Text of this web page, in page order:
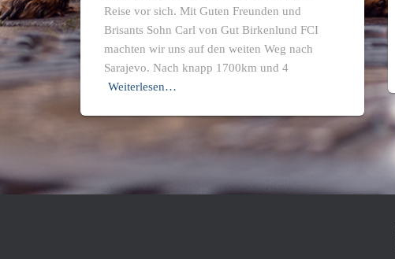
Reise vor sich. Mit Guten Freunden und
Brisants Sohn Carl von Gut Birkenlund FCI
machten wir uns auf den weiten Weg nach
Sarajevo. Nach knapp 1700km und 4
Weiterlesen…